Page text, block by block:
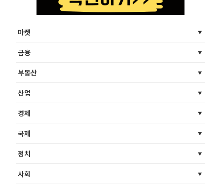
마켓
금융
부동산
산업
경제
국제
정치
사회